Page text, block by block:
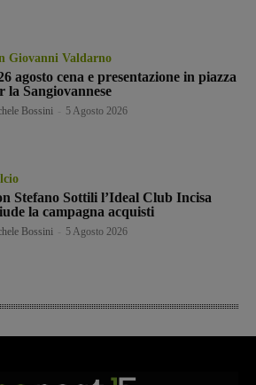
Giovanni Valdarno
agosto cena e presentazione in piazza
la Sangiovannese
Bossini 5 Agosto 2026
Stefano Sottili l’Ideal Club Incisa
la campagna acquisti
Bossini 5 Agosto 2026